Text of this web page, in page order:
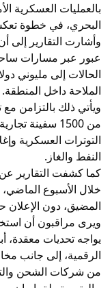
بالعمليات العسكرية
البحري، في خطوة
وأشارت التقارير
عبور عبر مسارات
الحالات إلى مليوني
الملاحة داخل المنطقة.
ويأتي ذلك بالتزامن
من 1500 سفينة
التوترات العسكرية
النفط والغاز.
كما كشفت التقارير
خلال الأسبوع
المضيق، دون الإعلان
ويرى مراقبون أن
يواجه تحديات معقدة،
الرقمية، إلى جانب
من شركات الشحن